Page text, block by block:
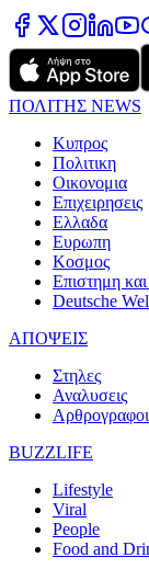
ΠΟΛΙΤΗΣ NEWS
Κυπρος
Πολιτικη
Οικονομια
Επιχειρησεις
Ελλαδα
Ευρωπη
Κοσμος
Επιστημη
Deutsche
ΑΠΟΨΕΙΣ
Στηλες
Αναλυσεις
Αρθρογραφοι
BUZZLIFE
Lifestyle
Viral
People
Food and